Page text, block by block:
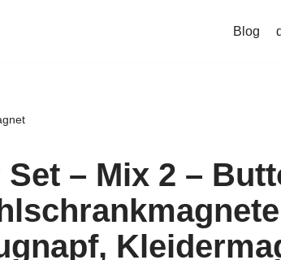
Blog
Set – Mix 2 –